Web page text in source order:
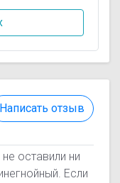
Написать отзыв
оставили ни
Если